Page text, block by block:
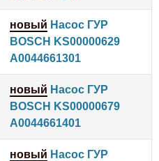
новый Насос ГУР
BOSCH KS00000629
A0044661301
новый Насос ГУР
BOSCH KS00000679
A0044661401
новый Насос ГУР